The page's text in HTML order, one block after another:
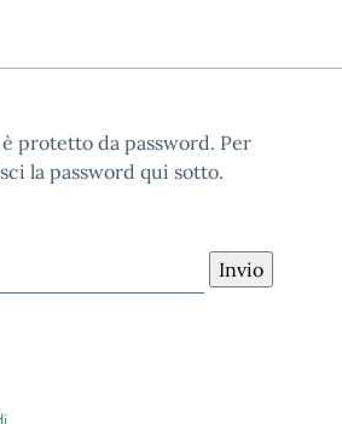
protetto da password. Per
la password qui sotto.